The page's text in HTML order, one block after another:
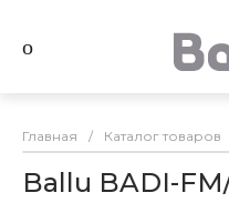
Главная / Каталог товаров
Ballu BADI-